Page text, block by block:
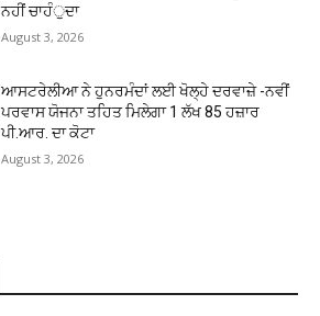
ਨਹੀਂ ਚਾਹੰੁਦਾ
August 3, 2026
ਆਸਟਰੇਲੀਆ ਨੇ ਹੁਨਰਮੰਦਾਂ ਲਈ ਖੋਲ੍ਹੇ ਦਰਵਾਜ਼ੇ -ਨਵੀਂ
ਪਰਵਾਸ ਯੋਜਨਾ ਤਹਿਤ ਮਿਲੇਗਾ 1 ਲੱਖ 85 ਹਜ਼ਾਰ
ਪੀ.ਆਰ. ਦਾ ਕੋਟਾ
August 3, 2026